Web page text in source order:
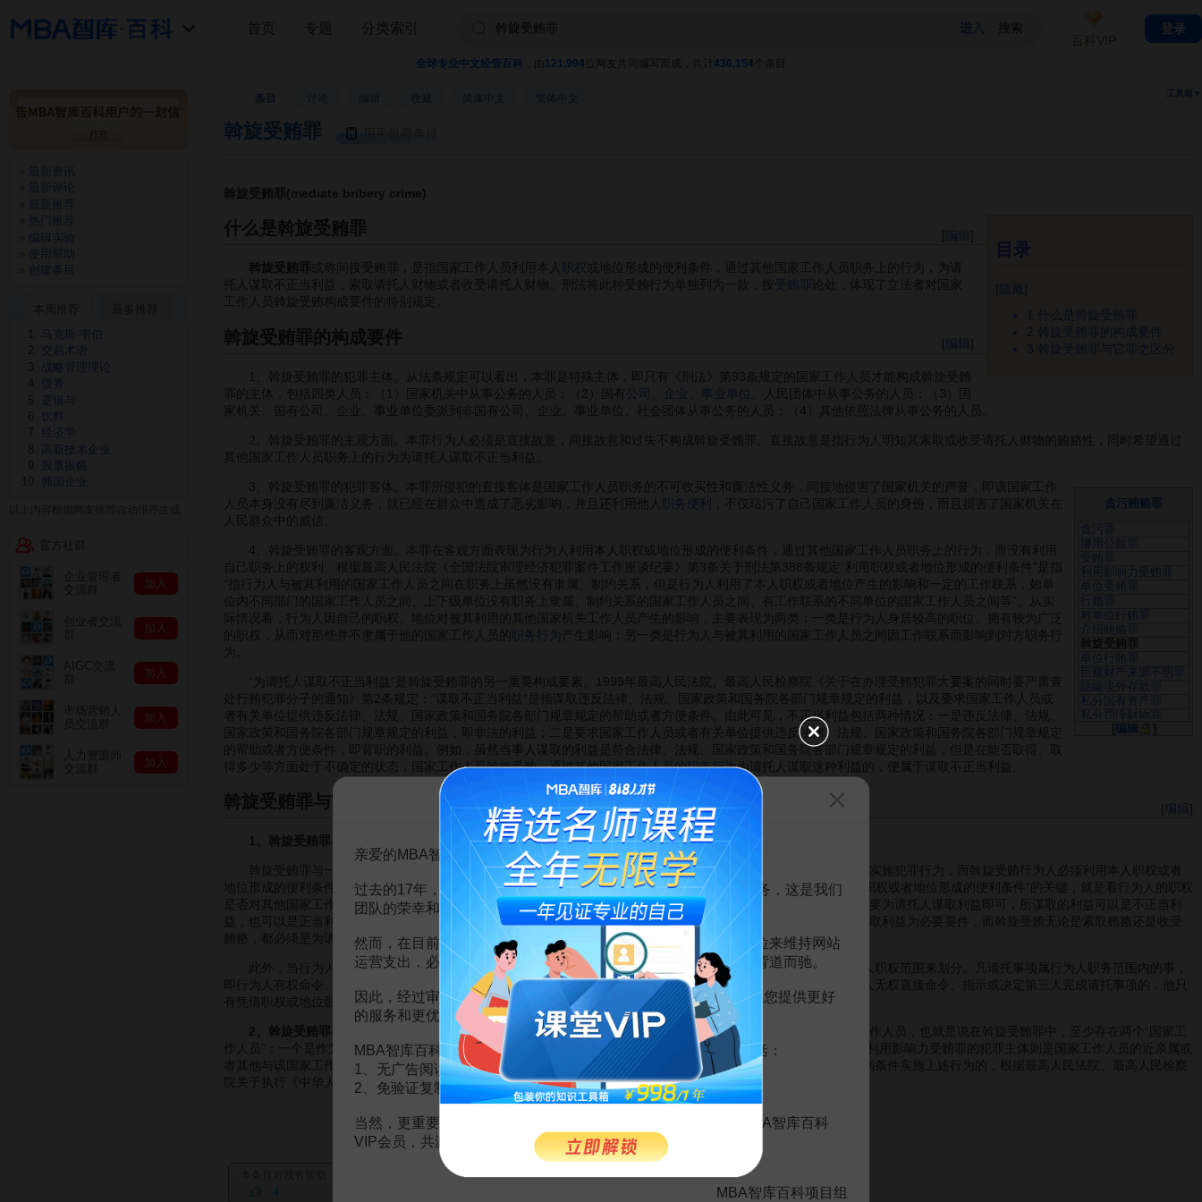
全球专业中文经管百科 121,994 位网友共同编写而成，共计 436,154 个条目
条目 收藏 工具箱▼
斡旋受贿罪
斡旋受贿罪(mediate bribery crime)
1 什么是斡旋受贿罪
2
斡旋受贿罪的构成要件
3
斡旋受贿罪与它罪之区分
[编辑
什么是斡旋受贿罪
斡旋受贿罪 或称间接受贿罪，是指国家工作人员利用本人 职权
或地位形成的便利条件，通过其他国家工作人员职务上的行为，为请
托人谋取不正当利益，索取请托人财物或者收受请托人财物。刑法将此种受贿行为单独列为一款，按 受贿罪
论处，体现了立法者对国家
工作人员斡旋受贿构成要件的特别规定。
[编辑
斡旋受贿罪的构成要件
1、斡旋受贿罪的犯罪主体。从法条规定可以看出，本罪是特殊主体，即只有《刑法》第93条规定的国家工作人员才能构成斡旋受贿
罪的主体，包括四类人员：（1）国家机关中从事公务的人员；（2）国有 公司 企业 事业单位
、人民团体中从事公务的人员；（3）国
家机关、国有公司、企业、事业单位委派到非国有公司、企业、事业单位、社会团体从事公务的人员；（4）其他依照法律从事公务的人员。
2、斡旋受贿罪的主观方面。本罪行为人必须是直接故意，间接故意和过失不构成斡旋受贿罪。直接故意是指行为人明知其索取或收受请托人财物的贿赂性，同时希望通过
其他国家工作人员职务上的行为为请托人谋取不正当利益。
贪污贿赂罪
贪污罪
挪用公款罪
受贿罪
利用影响力受贿罪
单位受贿罪
行贿罪
对单位行贿罪
介绍贿赂罪
斡旋受贿罪
单位行贿罪
巨额财产来源不明罪
隐瞒境外存款罪
私分国有资产罪
私分罚没财物罪
编辑
3、斡旋受贿罪的犯罪客体。本罪所侵犯的直接客体是国家工作人员职务的不可收买性和廉洁性义务，间接地侵害了国家机关的声誉，即该国家工作
人员本身没有尽到廉洁义务，就已经在群众中造成了恶劣影响，并且还利用他人
职务便利
，不仅玷污了自己国家工作人员的身份，而且损害了国家机关在
人民群众中的威信。
4、斡旋受贿罪的客观方面。本罪在客观方面表现为行为人利用本人职权或地位形成的便利条件，通过其他国家工作人员职务上的行为，而没有利用
自己职务上的权利。根据最高人民法院《全国法院审理经济犯罪案件工作座谈纪要》第3条关于刑法第388条规定“利用职权或者地位形成的便利条件”是指
“指行为人与被其利用的国家工作人员之间在职务上虽然没有隶属、制约关系，但是行为人利用了本人职权或者地位产生的影响和一定的工作联系，如单
位内不同部门的国家工作人员之间、上下级单位没有职务上隶属、制约关系的国家工作人员之间、有工作联系的不同单位的国家工作人员之间等”。从实
际情况看，行为人因自己的职权、地位对被其利用的其他国家机关工作人员产生的影响，主要表现为两类：一类是行为人身居较高的职位、拥有较为广泛
的职权，从而对那些并不隶属于他的国家工作人员的
职务行为
产生影响；另一类是行为人与被其利用的国家工作人员之间因工作联系而影响到对方职务行
为。
“为请托人谋取不正当利益”是斡旋受贿罪的另一重要构成要素。1999年最高人民法院、最高人民检察院《关于在办理受贿犯罪大要案的同时要严肃查
处行贿犯罪分子的通知》第2条规定：“谋取不正当利益”是指谋取违反法律、法规、国家政策和国务院各部门规章规定的利益，以及要求国家工作人员或
者有关单位提供违反法律、法规、国家政策和国务院各部门规章规定的帮助或者方便条件。由此可见，不正当利益包括两种情况：一是违反法律、法规、
国家政策和国务院各部门规章规定的利益，即非法的利益；二是要求国家工作人员或者有关单位提供违反法律、法规、国家政策和国务院各部门规章规定
的帮助或者方便条件，即背职的利益。例如，虽然当事人谋取的利益是符合法律、法规、国家政策和国务院各部门规章规定的利益，但是在能否取得、取
得多少等方面处于不确定的状态，国家工作人员斡旋受贿，通过其他国家工作人员的职务行为为请托人谋取这种利益的，便属于谋取不正当利益。
[编辑
斡旋受贿罪与它罪之区分
1、斡旋受贿罪与一般受贿罪的区别。两者在主体、客体及主观方面均无不同，区别主要在于客观方面。
斡旋受贿罪与一般受贿罪的区别主要表现为以下几个方面：（1）一般受贿行为人是直接利用本人的职务之便就能实施犯罪行为，而斡旋受贿行为人必须利用本人职权或者
地位形成的便利条件，并通过其他国家工作人员职务上的行为才能完成犯罪全过程。区分“利用职务上的便利”与“利用职权或者地位形成的便利条件”的关键，就是看行为人的职权
是否对其他国家工作人员有直接的制约关系、钳制关系。有则是一般受贿罪，无则是斡旋受贿罪。（2）一般受贿罪只要为请托人谋取利益即可，所谋取的利益可以是不正当利
益，也可以是正当利益。而斡旋受贿必须是为请托人谋取不正当利益。（3）一般受贿罪中索取贿赂的不以为请托人谋取利益为必要要件，而斡旋受贿无论是索取贿赂还是收受
贿赂，都必须是为请托人谋取不正当利益。
此外，当行为人与第三人存在着职务制约关系时是定一般受贿罪还是斡旋受贿罪，应当根据请托事项是否属行为人职权范围来划分。凡请托事项属行为人职务范围内的事，
即行为人有权命令、指示、决定第三人完成请托事项的，应定一般受贿罪。凡请托事项不属行为人职务范围，即行为人无权直接命令、指示或决定第三人完成请托事项的，他只
有凭借职权或地位影响，才能通过第三人完成请托事项的，应定斡旋受贿罪。
2、斡旋受贿罪与 之区分
。两者主要是在主体方面有区别：斡旋受贿罪的犯罪主体只能是国家工作人员，也就是说在斡旋受贿罪中，至少存在两个“国家工
作人员”：一个是作为受贿行为人的国家工作人员，另一个是受行为人之托直接为请托人谋取利益的国家工作人员。而利用影响力受贿罪的犯罪主体则是国家工作人员的近亲属或
者其他与该国家工作人员关系密切的人，仅限于非国家工作人员。离退休国家工作人员利用原职权或者地位形成的便利条件实施上述行为的，根据最高人民法院、最高人民检察
院关于执行《中华人民共和国刑法》确定罪名的补充规定（四），应以“利用影响力受贿罪”定罪量刑。
4
首页 专题 分类索引
百科VIP
登录
最新资讯
最新评论
最新推荐
热门推荐
编辑实验
使用帮助
创建条目
马克斯·韦伯
交易术语
战略管理理论
债券
逻辑与
饮料
经济学
高新技术企业
股票振幅
韩国企业
加入
加入
加入
加入
加入
告MBA智库百科用户的一封信
亲爱的MBA智库百科用户：
过去的17年，百科频道一直以免费公益的形式为大家提供知识服务，这是我们
团队的荣幸和骄傲。
然而，在目前越来越严峻的经营挑战下，单纯依靠不断增加广告位来维持网站
运营支出，必然会越来越影响您的使用体验，这也与我们的初衷背道而驰。
因此，经过审慎地考虑，我们决定推出VIP会员收费制度，以便为您提供更好
的服务和更优质的内容。
MBA智库百科VIP会员（9.9元 / 年， 点击开通），您的权益将包括：
1、无广告阅读；
2、免验证复制。
当然，更重要的是长期以来您对百科频道的支持。诚邀您加入MBA智库百科
VIP会员，共渡难关，共同见证彼此的成长和进步！
MBA智库百科项目组